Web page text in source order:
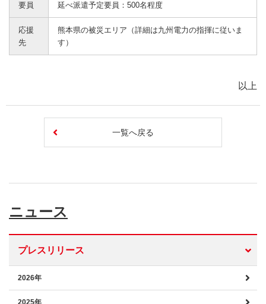
要員 延べ派遣予定要員：500名程度
応援
先
熊本県の被災エリア（詳細は九州電力の指揮に従いま
す）
以上
一覧へ戻る
ニュース
プレスリリース
2026年
2025年